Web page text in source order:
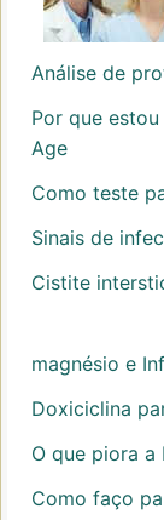
Análise de
Por que
Age
Como teste
Sinais de
Cistite
magnésio e
Doxiciclina
O que piora a
Como faço